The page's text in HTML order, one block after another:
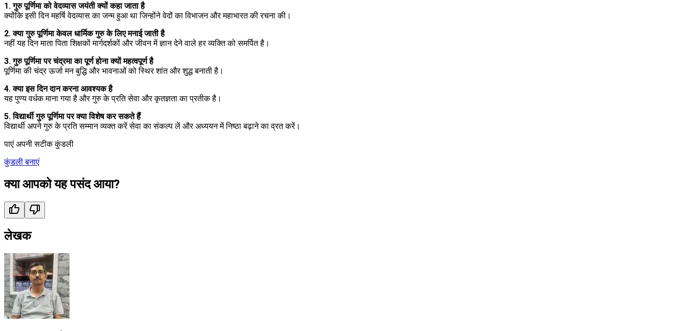
1. गुरु पूर्णिमा को वेदव्यास जयंती क्यों कहा जाता है
क्योंकि इसी दिन महर्षि वेदव्यास का जन्म हुआ था जिन्होंने वेदों का विभाजन और महाभारत की रचना की।
2. क्या गुरु पूर्णिमा केवल धार्मिक गुरु के लिए मनाई जाती है
नहीं यह दिन माता पिता शिक्षकों मार्गदर्शकों और जीवन में ज्ञान देने वाले हर व्यक्ति को समर्पित है।
3. गुरु पूर्णिमा पर चंद्रमा का पूर्ण होना क्यों महत्वपूर्ण है
पूर्णिमा की चंद्र ऊर्जा मन बुद्धि और भावनाओं को स्थिर शांत और शुद्ध बनाती है।
4. क्या इस दिन दान करना आवश्यक है
यह पुण्य वर्धक माना गया है और गुरु के प्रति सेवा और कृतज्ञता का प्रतीक है।
5. विद्यार्थी गुरु पूर्णिमा पर क्या विशेष कर सकते हैं
विद्यार्थी अपने गुरु के प्रति सम्मान व्यक्त करें सेवा का संकल्प लें और अध्ययन में निष्ठा बढ़ाने का व्रत करें।
पाएं अपनी सटीक कुंडली
कुंडली बनाएं
क्या आपको यह पसंद आया?
लेखक